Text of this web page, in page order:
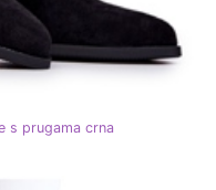
s prugama crna